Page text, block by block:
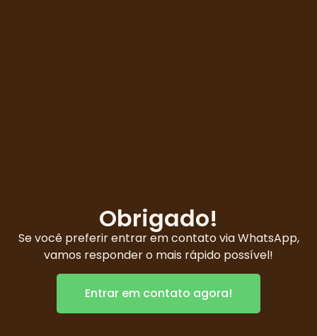
Obrigado!
Se você preferir entrar em contato via WhatsApp,
vamos responder o mais rápido possível!
Entrar em contato agora!